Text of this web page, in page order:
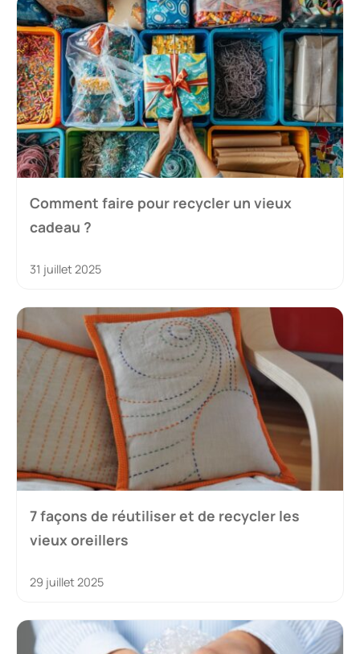
Comment faire pour recycler un vieux
cadeau ?
31 juillet 2025
7 façons de réutiliser et de recycler les
vieux oreillers
29 juillet 2025